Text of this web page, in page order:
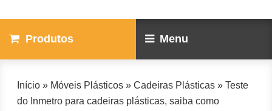
Produtos Menu
Início » Móveis Plásticos »Cadeiras Plásticas »Teste
do Inmetro para cadeiras plásticas, saiba como